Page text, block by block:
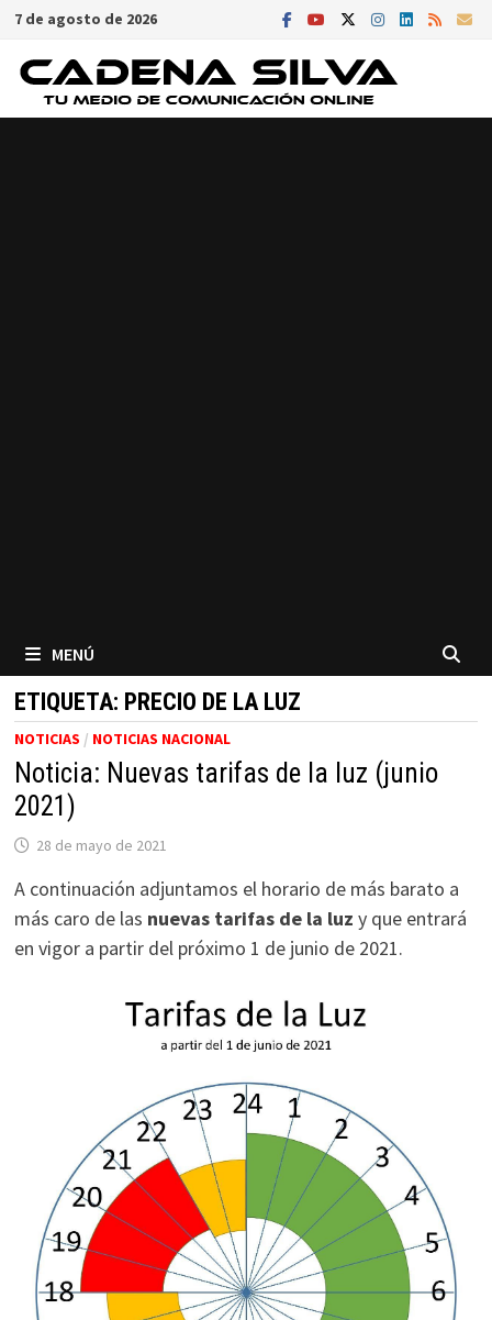
Saltar
contenido
7 de agosto de 2026
MENÚ
ETIQUETA: PRECIO DE LA LUZ
NOTICIAS / NOTICIAS NACIONAL
Noticia: Nuevas tarifas de la luz (junio
2021)
28 de mayo de 2021
A continuación adjuntamos el horario de más barato a
más caro de las nuevas tarifas de la luz y que entrará
en vigor a partir del próximo 1 de junio de 2021.